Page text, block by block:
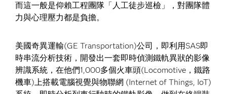
而這一般是仰賴工程團隊「人工徒步巡檢」，對團隊體
力與心理壓力都是負擔。
美國奇異運輸(GE Transportation)公司，即利用SAS即
時串流分析技術，開發出一套即時偵測鐵軌異狀的影像
辨識系統，在他們1,000多個火車頭(Locomotive，鐵路
機車)上搭載電腦視覺與物聯網 (Internet of Things, IoT)